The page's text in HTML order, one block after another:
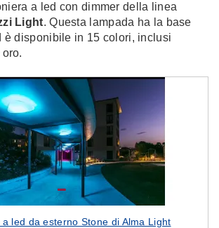
a led con dimmer della linea
Light. Questa lampada ha la base
è disponibile in 15 colori, inclusi
led da esterno Stone di Alma Light